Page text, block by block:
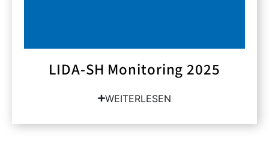
LIDA-SH Monitoring 2025
WEITERLESEN